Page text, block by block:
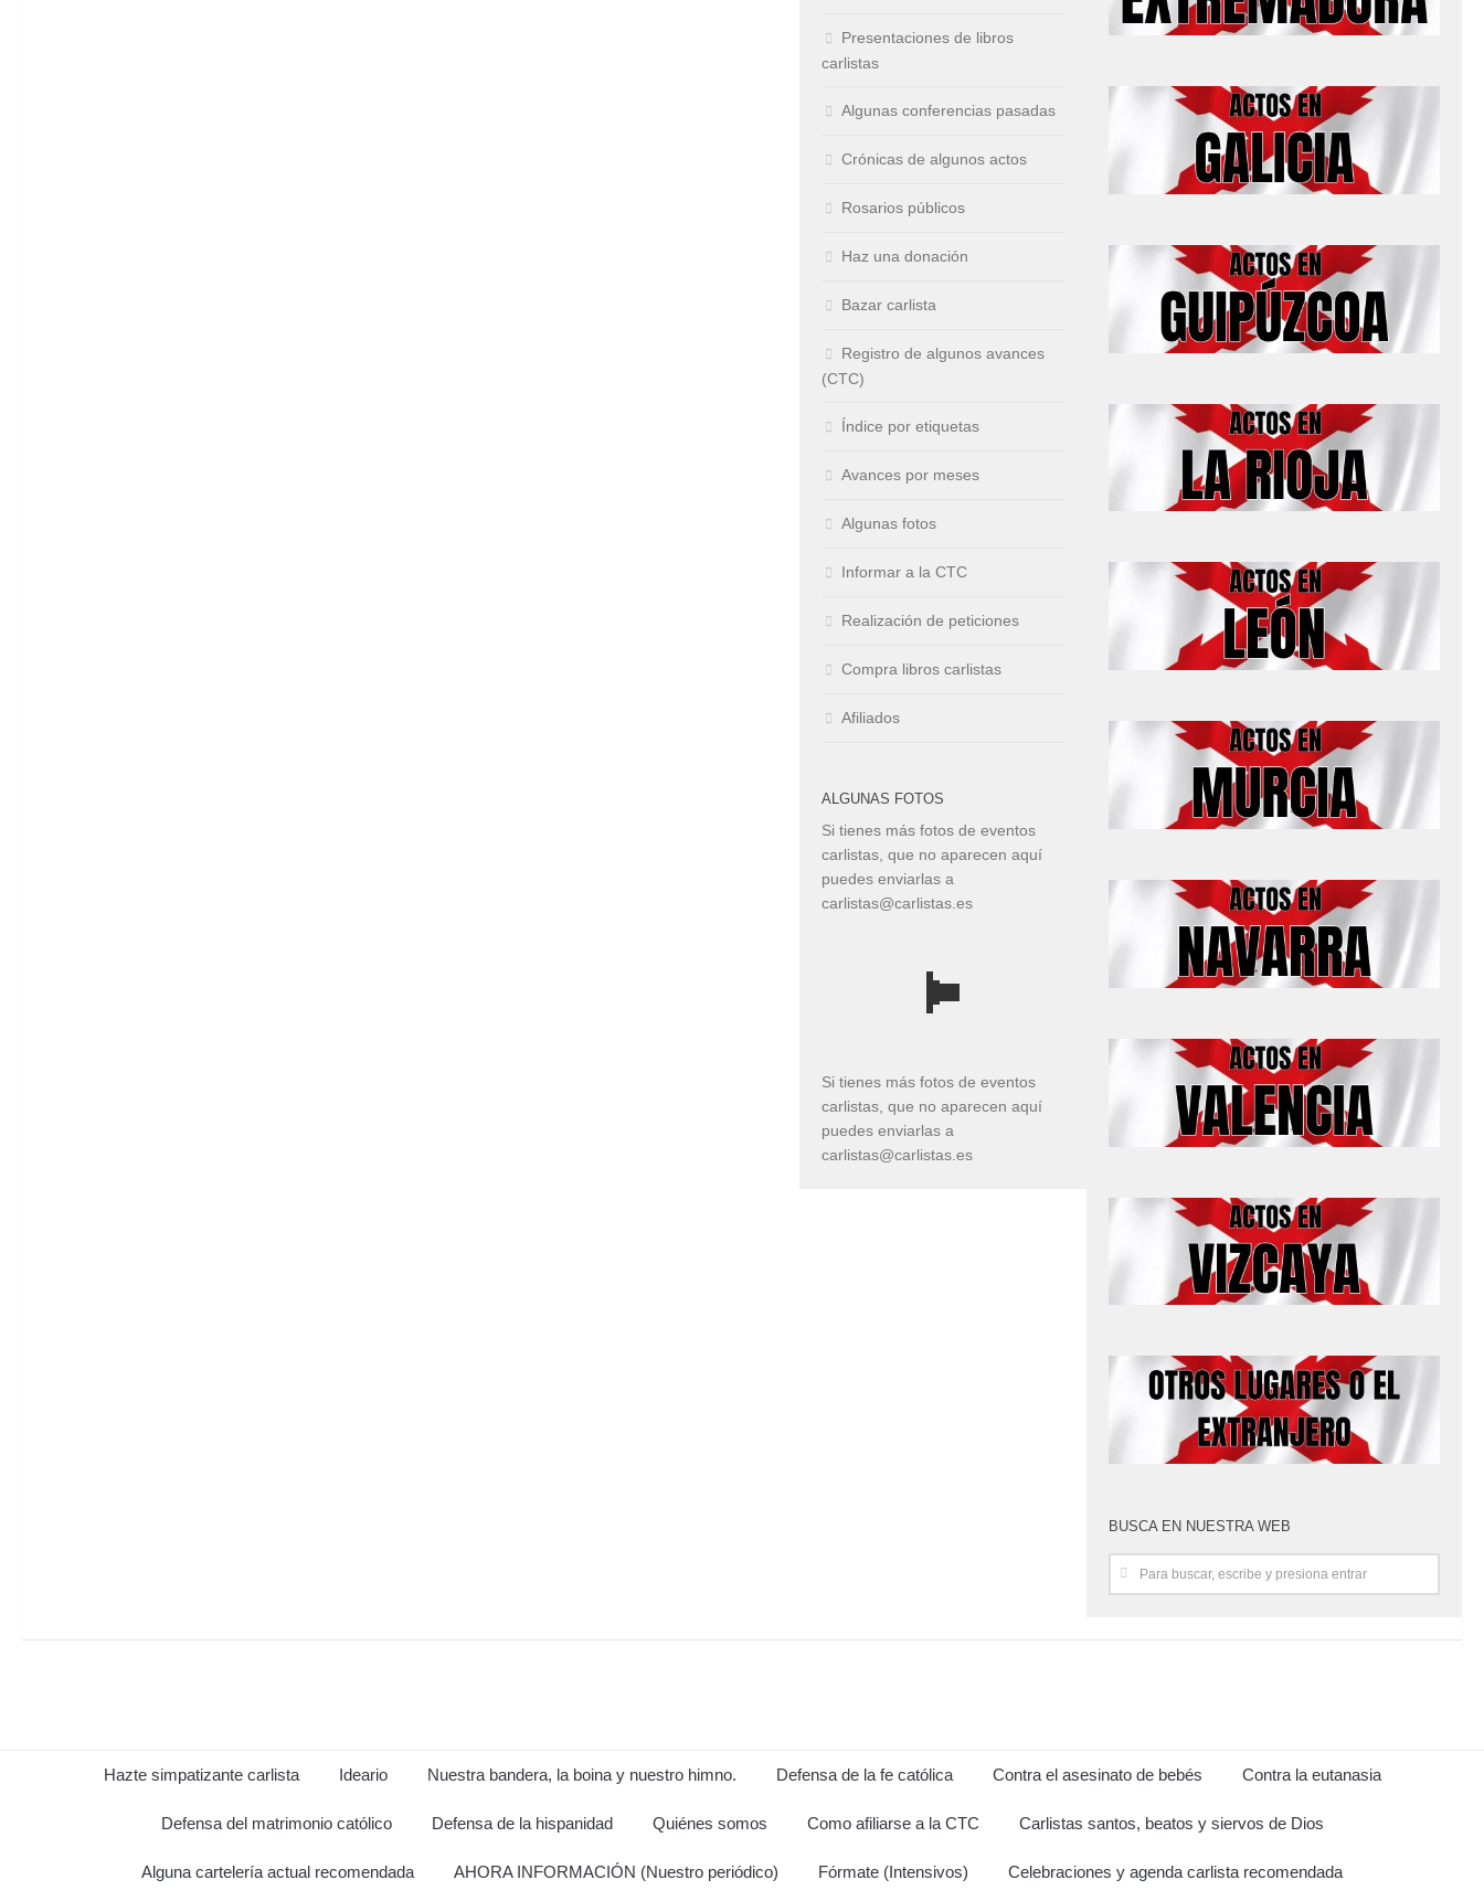
BUSCA EN NUESTRA WEB
Presentaciones de libros
carlistas
Algunas conferencias pasadas
Crónicas de algunos actos
Rosarios públicos
Haz una donación
Bazar carlista
Registro de algunos avances
(CTC)
Índice por etiquetas
Avances por meses
Algunas fotos
Informar a la CTC
Realización de peticiones
Compra libros carlistas
Afiliados
ALGUNAS FOTOS
Si tienes más fotos de eventos
carlistas, que no aparecen aquí
puedes enviarlas a
carlistas@carlistas.es
Si tienes más fotos de eventos
carlistas, que no aparecen aquí
puedes enviarlas a
carlistas@carlistas.es
Hazte simpatizante carlista Ideario Nuestra bandera, la boina y nuestro himno. Defensa de la fe católica Contra el asesinato de bebés Contra la eutanasia
Defensa del matrimonio católico Defensa de la hispanidad Quiénes somos Como afiliarse a la CTC Carlistas santos, beatos y siervos de Dios
Alguna cartelería actual recomendada AHORA INFORMACIÓN (Nuestro periódico) Fórmate (Intensivos) Celebraciones y agenda carlista recomendada